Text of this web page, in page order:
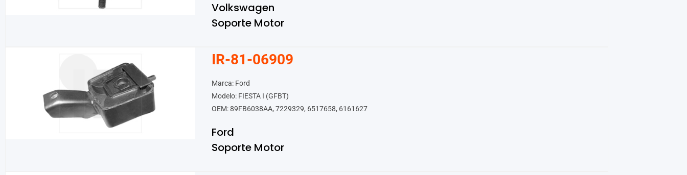
Volkswagen
Soporte Motor
IR-81-06909
Marca: Ford
Modelo: FIESTA I (GFBT)
OEM: 89FB6038AA, 7229329, 6517658, 6161627
Ford
Soporte Motor